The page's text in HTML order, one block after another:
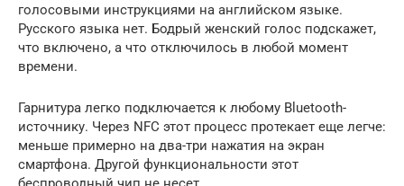
голосовыми инструкциями на английском языке.
Русского языка нет. Бодрый женский голос подскажет,
что включено, а что отключилось в любой момент
времени.
Гарнитура легко подключается к любому Bluetooth-
источнику. Через NFC этот процесс протекает еще легче:
меньше примерно на два-три нажатия на экран
смартфона. Другой функциональности этот